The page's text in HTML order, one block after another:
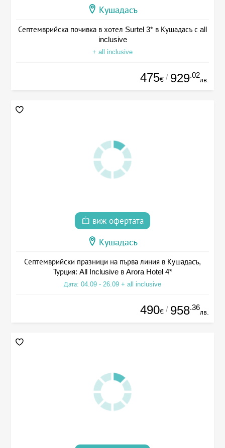
Кушадасъ
Септемврийска почивка в хотел Surtel 3* в Кушадасъ с all
inclusive
+ all inclusive
475€ / 929.02
лв.
виж офертата
Кушадасъ
Септемврийски празници на първа линия в Кушадасъ,
Турция: All Inclusive в Arora Hotel 4*
Дата: 04.09 - 26.09 + all inclusive
490€ / 958.36
лв.